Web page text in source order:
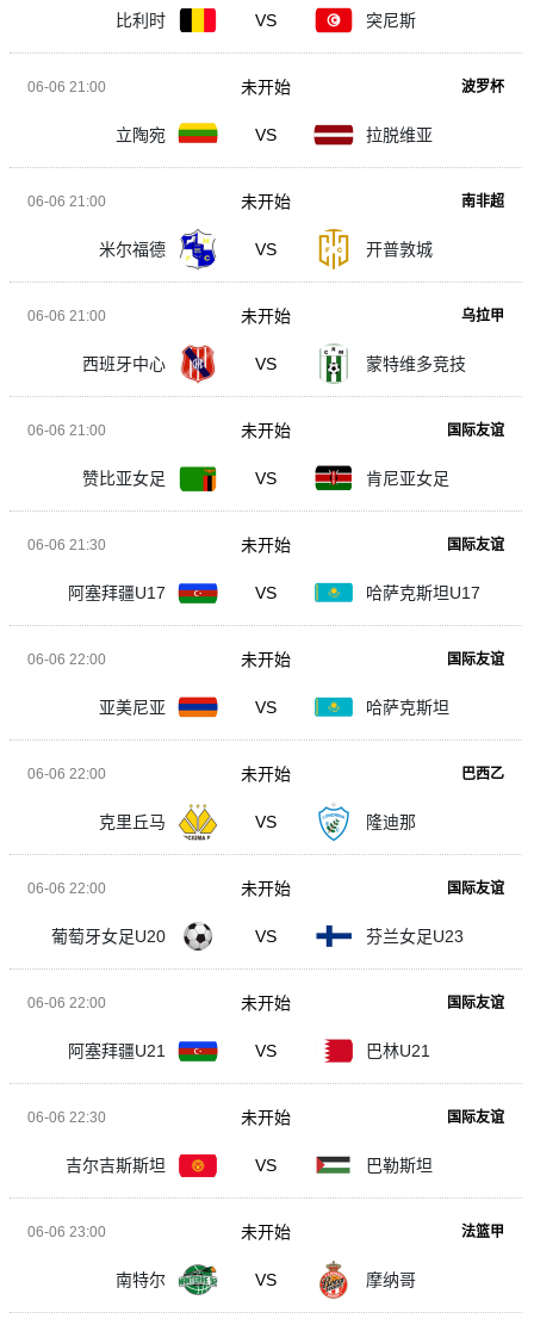
比利时 VS 突尼斯
06-06 21:00 波罗杯
立陶宛 VS 拉脱维亚
未开始
06-06 21:00 南非超
米尔福德 VS 开普敦城
未开始
06-06 21:00 乌拉甲
西班牙中心 VS 蒙特维多竞技
未开始
06-06 21:00 国际友谊
赞比亚女足 VS 肯尼亚女足
未开始
06-06 21:30 国际友谊
阿塞拜疆U17 VS 哈萨克斯坦U17
未开始
06-06 22:00 国际友谊
亚美尼亚 VS 哈萨克斯坦
未开始
06-06 22:00 巴西乙
克里丘马 VS 隆迪那
未开始
06-06 22:00 国际友谊
葡萄牙女足U20 VS 芬兰女足U23
未开始
06-06 22:00 国际友谊
阿塞拜疆U21 VS 巴林U21
未开始
06-06 22:30 国际友谊
吉尔吉斯斯坦 VS 巴勒斯坦
未开始
06-06 23:00 法篮甲
南特尔 VS 摩纳哥
未开始